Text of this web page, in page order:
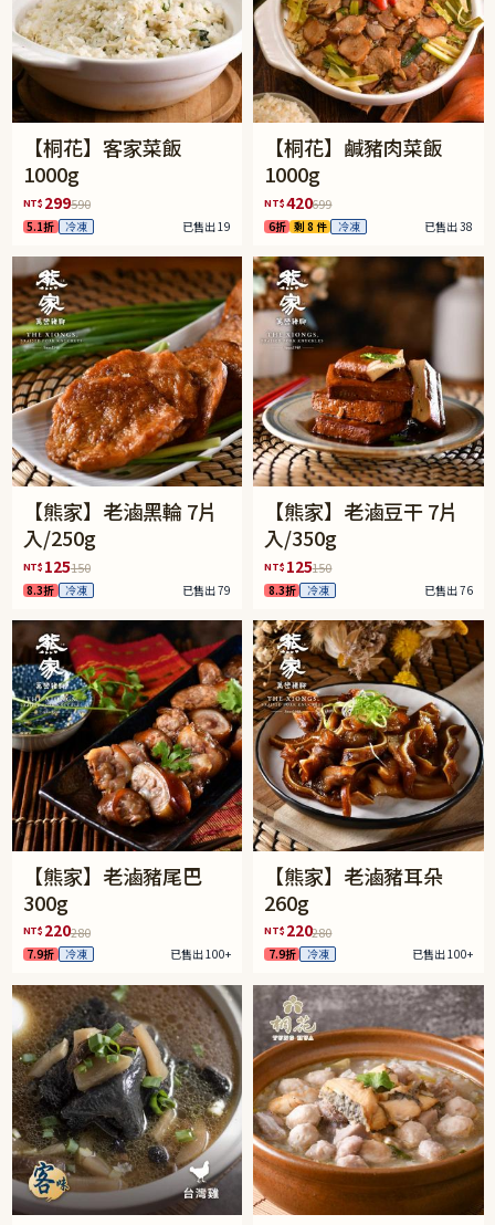
【桐花】客家菜飯
1000g
NT$ 299590
5.1折 冷凍 已售出 19
【桐花】鹹豬肉菜飯
1000g
NT$420699
6折 剩 8 件 冷凍 已售出 38
【熊家】老滷黑輪 7片
入/250g
NT$ 125150
8.3折 冷凍 已售出 79
【熊家】老滷豆干 7片
入/350g
NT$ 125150
8.3折 冷凍 已售出 76
【熊家】老滷豬尾巴
300g
NT$ 220280
7.9折 冷凍 已售出 100+
【熊家】老滷豬耳朵
260g
NT$ 220280
7.9折 冷凍 已售出 100+